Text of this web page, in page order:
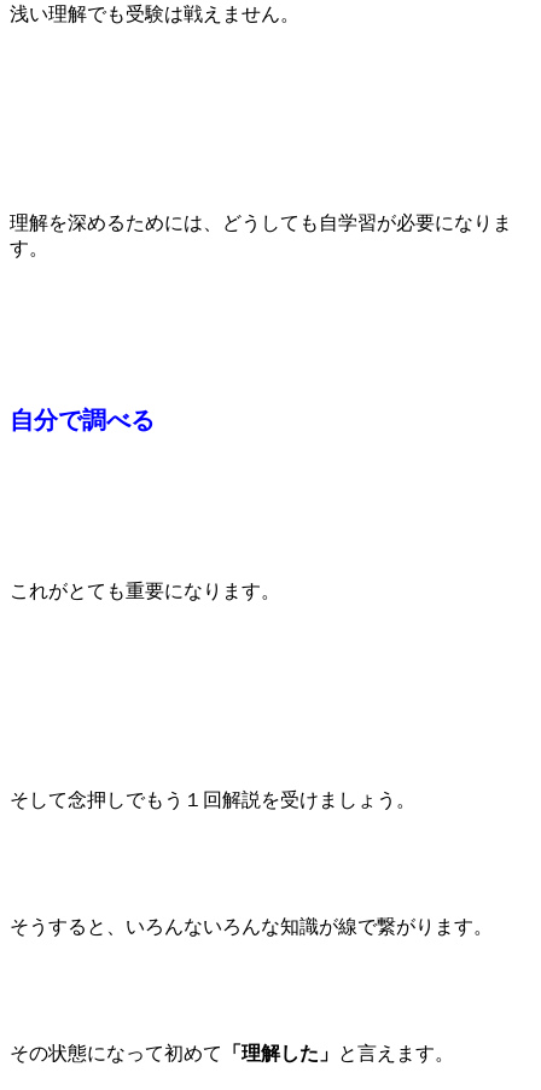
浅い理解でも受験は戦えません。
理解を深めるためには、どうしても自学習が必要になりま
す。
自分で調べる
これがとても重要になります。
そして念押しでもう１回解説を受けましょう。
そうすると、いろんないろんな知識が線で繋がります。
その状態になって初めて 「理解した」 と言えます。